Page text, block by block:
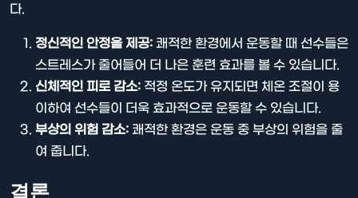
다.
정신적인 안정을 제공: 쾌적한 환경에서 운동할 때 선수들은
스트레스가 줄어들어 더 나은 훈련 효과를 볼 수 있습니다.
신체적인 피로 감소: 적정 온도가 유지되면 체온 조절이 용
이하여 선수들이 더욱 효과적으로 운동할 수 있습니다.
부상의 위험 감소: 쾌적한 환경은 운동 중 부상의 위험을 줄
여 줍니다.
결론